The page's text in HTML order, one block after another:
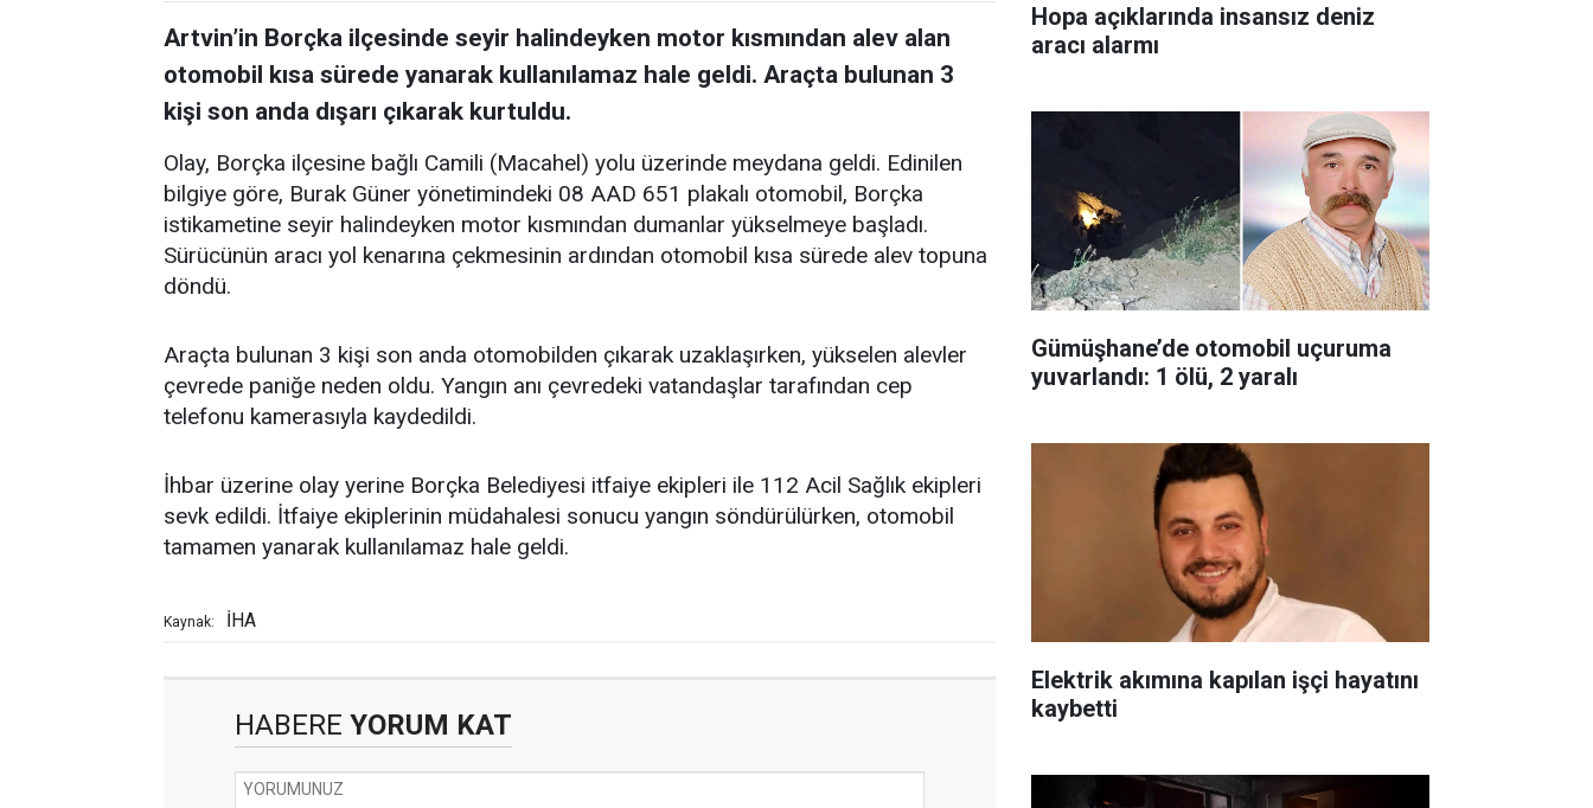
Artvin’in Borçka ilçesinde seyir halindeyken motor kısmından alev alan
otomobil kısa sürede yanarak kullanılamaz hale geldi. Araçta bulunan 3
kişi son anda dışarı çıkarak kurtuldu.
Olay, Borçka ilçesine bağlı Camili (Macahel) yolu üzerinde meydana geldi. Edinilen
bilgiye göre, Burak Güner yönetimindeki 08 AAD 651 plakalı otomobil, Borçka
istikametine seyir halindeyken motor kısmından dumanlar yükselmeye başladı.
Sürücünün aracı yol kenarına çekmesinin ardından otomobil kısa sürede alev topuna
döndü.
Araçta bulunan 3 kişi son anda otomobilden çıkarak uzaklaşırken, yükselen alevler
çevrede paniğe neden oldu. Yangın anı çevredeki vatandaşlar tarafından cep
telefonu kamerasıyla kaydedildi.
İhbar üzerine olay yerine Borçka Belediyesi itfaiye ekipleri ile 112 Acil Sağlık ekipleri
sevk edildi. İtfaiye ekiplerinin müdahalesi sonucu yangın söndürülürken, otomobil
tamamen yanarak kullanılamaz hale geldi.
Kaynak: İHA
HABERE YORUM KAT
Hopa açıklarında insansız deniz
aracı alarmı
Gümüşhane’de otomobil uçuruma
yuvarlandı: 1 ölü, 2 yaralı
Elektrik akımına kapılan işçi hayatını
kaybetti